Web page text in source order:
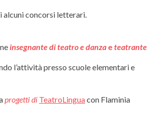
alcuni concorsi letterari.
insegnante di teatro e danza eteatrante
l’attività presso scuole elementari e
progetti di TeatroLinguacon Flaminia